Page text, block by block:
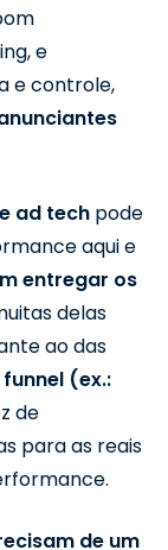
e
e controle,
ad tech pode
aqui e
entregar os
delas
ao das
(ex.:
de
para as reais
de um